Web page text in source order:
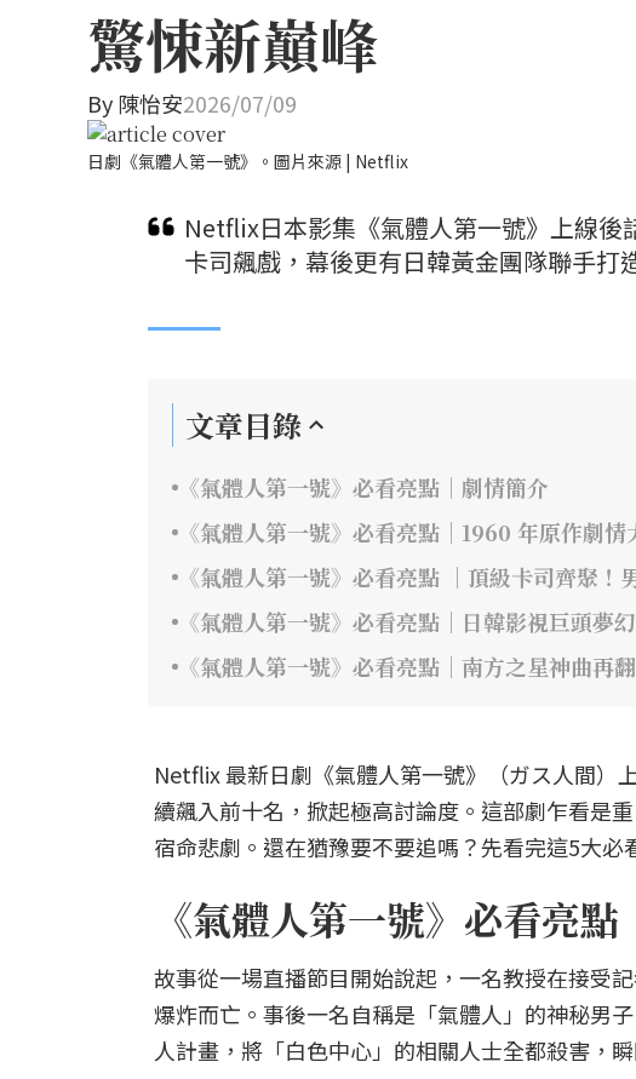
驚悚新巔峰
By陳怡安2026/07/09
日劇《氣體人第一號》。圖片來源 | Netflix
Netflix日本影集《氣體人第一號》上線後
卡司飆戲，幕後更有日韓黃金團隊聯手打
文章目錄
《氣體人第一號》必看亮點｜劇情簡介
《氣體人第一號》必看亮點｜1960 年原作劇情
《氣體人第一號》必看亮點 ｜頂級卡司齊聚
《氣體人第一號》必看亮點｜日韓影視巨頭夢
《氣體人第一號》必看亮點｜南方之星神曲再
Netflix 最新日劇《氣體人第一號》（ガス人間）
續飆入前十名，掀起極高討論度。這部劇乍看是
宿命悲劇。還在猶豫要不要追嗎？先看完這5大必
《氣體人第一號》必看亮
故事從一場直播節目開始說起，一名教授在接受
爆炸而亡。事後一名自稱是「氣體人」的神秘男
人計畫，將「白色中心」的相關人士全都殺害，